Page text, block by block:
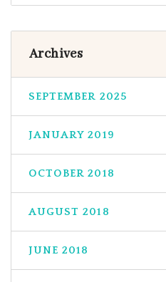
Archives
SEPTEMBER 2025
JANUARY 2019
OCTOBER 2018
AUGUST 2018
JUNE 2018